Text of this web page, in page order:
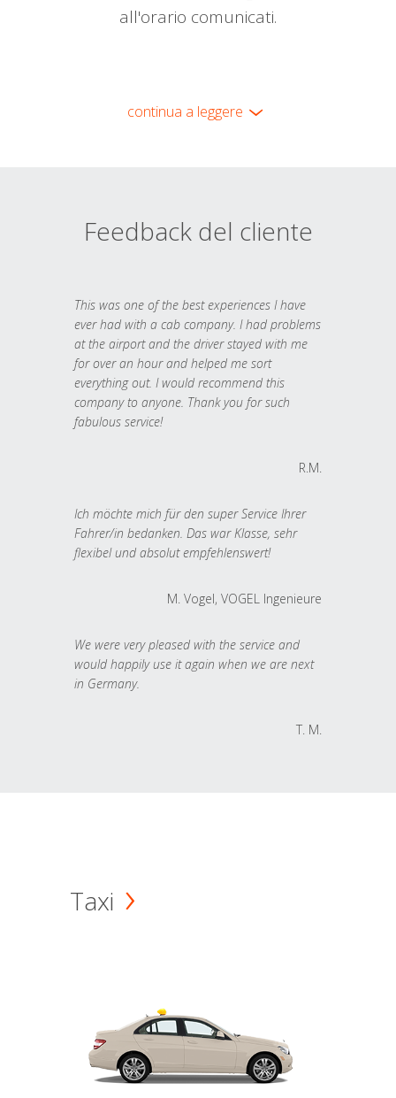
all'orario comunicati.
continua a leggere
Feedback del cliente
This was one of the best experiences I have
ever had with a cab company. I had problems
at the airport and the driver stayed with me
for over an hour and helped me sort
everything out. I would recommend this
company to anyone. Thank you for such
fabulous service!
R.M.
Ich möchte mich für den super Service Ihrer
Fahrer/in bedanken. Das war Klasse, sehr
flexibel und absolut empfehlenswert!
M. Vogel, VOGEL Ingenieure
We were very pleased with the service and
would happily use it again when we are next
in Germany.
T. M.
Taxi